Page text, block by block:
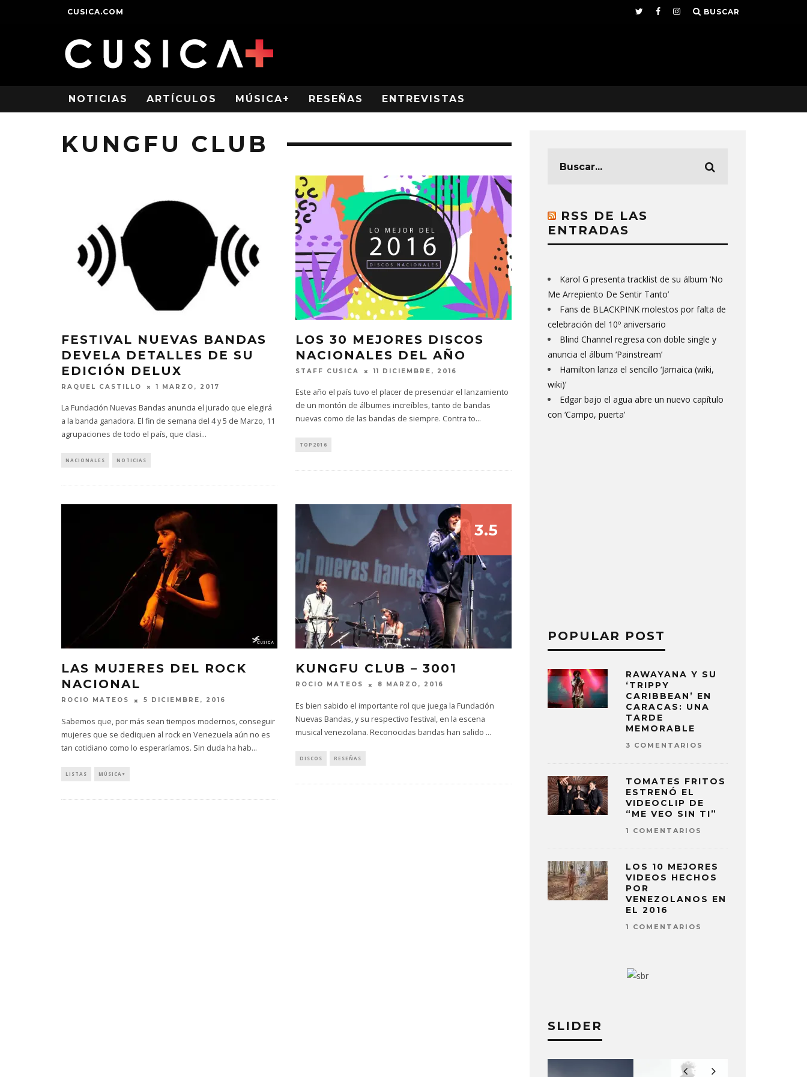
CUSICA.COM BUSCAR
NOTICIAS ARTÍCULOS MÚSICA+ RESEÑAS ENTREVISTAS
KUNGFU CLUB
FESTIVAL NUEVAS BANDAS
DEVELA DETALLES DE SU
EDICIÓN DELUX
RAQUEL CASTILLO 1 MARZO, 2017
La Fundación Nuevas Bandas anuncia el jurado que elegirá
a la banda ganadora. El fin de semana del 4 y 5 de Marzo, 11
agrupaciones de todo el país, que clasi...
NACIONALES NOTICIAS
LOS 30 MEJORES DISCOS
NACIONALES DEL AÑO
STAFF CUSICA 11 DICIEMBRE, 2016
Este año el país tuvo el placer de presenciar el lanzamiento
de un montón de álbumes increíbles, tanto de bandas
nuevas como de las bandas de siempre. Contra to...
TOP2016
LAS MUJERES DEL ROCK
NACIONAL
ROCIO MATEOS 5 DICIEMBRE, 2016
Sabemos que, por más sean tiempos modernos, conseguir
mujeres que se dediquen al rock en Venezuela aún no es
tan cotidiano como lo esperaríamos. Sin duda ha hab...
LISTAS MÚSICA+
3.5
KUNGFU CLUB – 3001
ROCIO MATEOS 8 MARZO, 2016
Es bien sabido el importante rol que juega la Fundación
Nuevas Bandas, y su respectivo festival, en la escena
musical venezolana. Reconocidas bandas han salido ...
DISCOS RESEÑAS
RSS DE LAS
ENTRADAS
Karol G presenta tracklist de su álbum ‘No
Me Arrepiento De Sentir Tanto’
Fans de BLACKPINK molestos por falta de
celebración del 10º aniversario
Blind Channel regresa con doble single y
anuncia el álbum ‘Painstream’
Hamilton lanza el sencillo ‘Jamaica (wiki,
wiki)’
Edgar bajo el agua abre un nuevo capítulo
con ‘Campo, puerta’
POPULAR POST
RAWAYANA Y SU
‘TRIPPY
CARIBBEAN’ EN
CARACAS: UNA
TARDE
MEMORABLE
3 COMENTARIOS
TOMATES FRITOS
ESTRENÓ EL
VIDEOCLIP DE
“ME VEO SIN TI”
1 COMENTARIOS
LOS 10 MEJORES
VIDEOS HECHOS
POR
VENEZOLANOS EN
EL 2016
1 COMENTARIOS
SLIDER